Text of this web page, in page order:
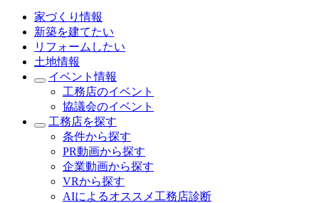
家づくり情報
新築を建てたい
リフォームしたい
土地情報
イベント情報
工務店のイベント
協議会のイベント
工務店を探す
条件から探す
PR動画から探す
企業動画から探す
VRから探す
AIによるオススメ工務店診断